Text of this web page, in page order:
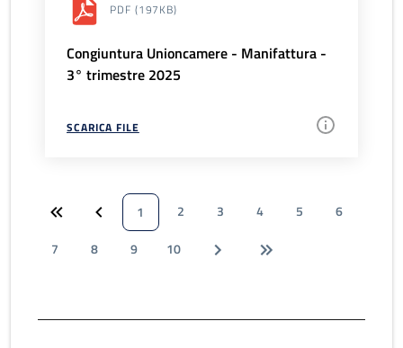
PDF (197KB)
Congiuntura Unioncamere - Manifattura -
3° trimestre 2025
SCARICA FILE
1 2 3 4 5
6
7
8 9 10